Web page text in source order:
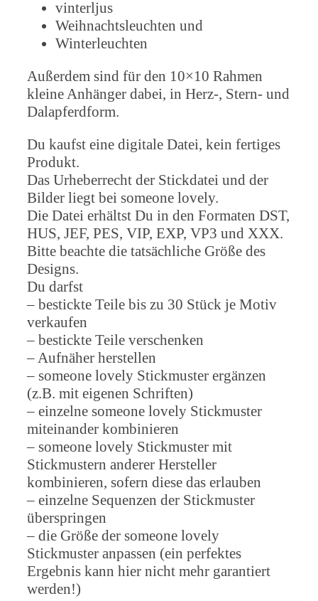
vinterljus
Weihnachtsleuchten und
Winterleuchten
Außerdem sind für den 10×10 Rahmen
kleine Anhänger dabei, in Herz-, Stern- und
Dalapferdform.
Du kaufst eine digitale Datei, kein fertiges
Produkt.
Das Urheberrecht der Stickdatei und der
Bilder liegt bei someone lovely.
Die Datei erhältst Du in den Formaten DST,
HUS, JEF, PES, VIP, EXP, VP3 und XXX.
Bitte beachte die tatsächliche Größe des
Designs.
Du darfst
– bestickte Teile bis zu 30 Stück je Motiv
verkaufen
– bestickte Teile verschenken
– Aufnäher herstellen
– someone lovely Stickmuster ergänzen
(z.B. mit eigenen Schriften)
– einzelne someone lovely Stickmuster
miteinander kombinieren
– someone lovely Stickmuster mit
Stickmustern anderer Hersteller
kombinieren, sofern diese das erlauben
– einzelne Sequenzen der Stickmuster
überspringen
– die Größe der someone lovely
Stickmuster anpassen (ein perfektes
Ergebnis kann hier nicht mehr garantiert
werden!)